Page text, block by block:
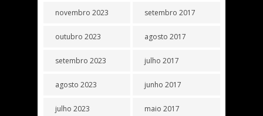
novembro 2023
outubro 2023
setembro 2023
agosto 2023
julho 2023
setembro 2017
agosto 2017
julho 2017
junho 2017
maio 2017